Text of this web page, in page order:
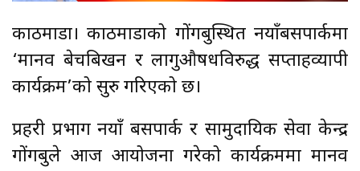
काठमाडौँ। काठमाडौँको गोंगबुस्थित नयाँबसपार्कमा
‘मानव बेचबिखन र लागुऔषधविरुद्ध सप्ताहव्यापी
कार्यक्रम’को सुरु गरिएको छ।
प्रहरी प्रभाग नयाँ बसपार्क र सामुदायिक सेवा केन्द्र
गोंगबुले आज आयोजना गरेको कार्यक्रममा मानव